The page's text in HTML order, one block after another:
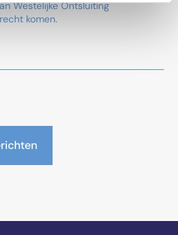
Westelijke Ontsluiting
komen.